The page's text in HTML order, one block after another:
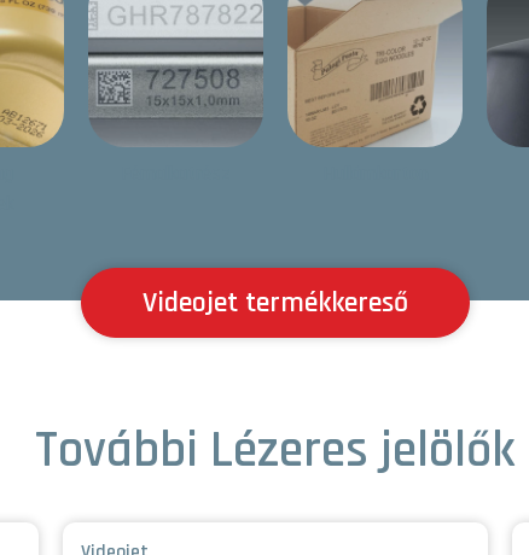
Videojet termékkereső
További Lézeres jelölők